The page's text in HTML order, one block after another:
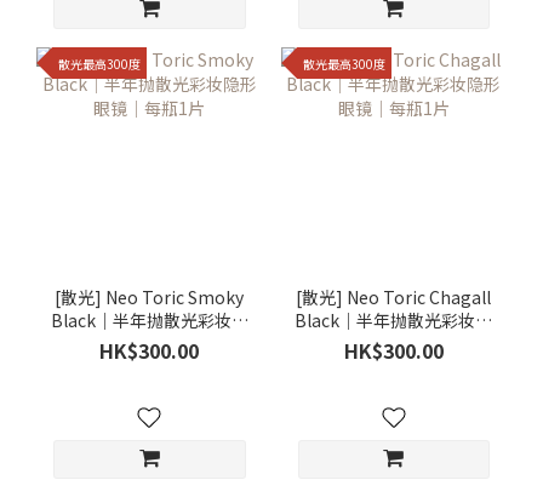
散光最高300度
[散光] Neo Toric Smoky
Black｜半年抛散光彩妆隐
形眼镜｜每瓶1片
HK$300.00
散光最高300度
[散光] Neo Toric Chagall
Black｜半年抛散光彩妆隐
形眼镜｜每瓶1片
HK$300.00